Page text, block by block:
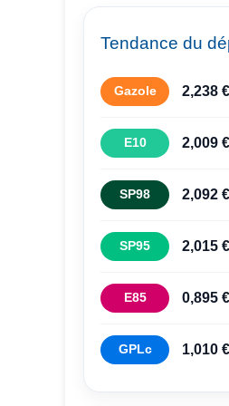
Tendance du
Gazole 2,238 €
E10 2,009 €
SP98 2,092 €
SP95 2,015 €
E85 0,895 €
GPLc 1,010 €